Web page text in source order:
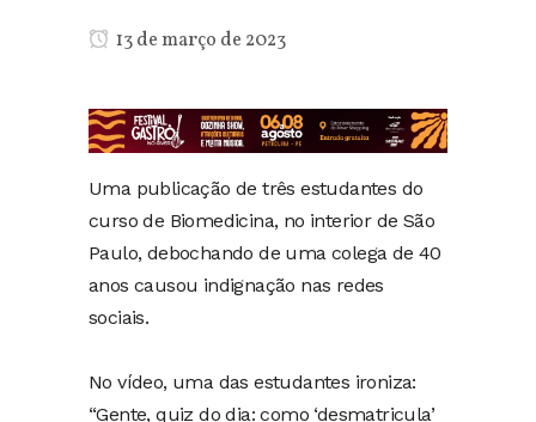
13 de março de 2023
Uma publicação de três estudantes do
curso de Biomedicina, no interior de São
Paulo, debochando de uma colega de 40
anos causou indignação nas redes
sociais.
No vídeo, uma das estudantes ironiza:
“Gente, quiz do dia: como ‘desmatricula’